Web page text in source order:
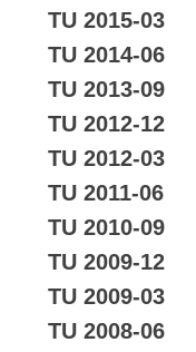
TU 2015-03
TU 2014-06
TU 2013-09
TU 2012-12
TU 2012-03
TU 2011-06
TU 2010-09
TU 2009-12
TU 2009-03
TU 2008-06